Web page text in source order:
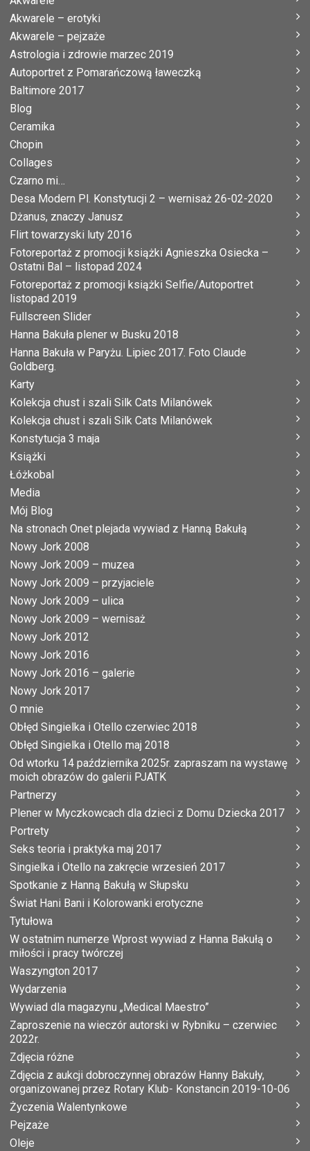
Akwarele – erotyki
Akwarele – pejzaże
Astrologia i zdrowie marzec 2019
Autoportret z Pomarańczową ławeczką
Baltimore 2017
Blog
Ceramika
Chopin
Collages
Czarno mi…
Desa Modern Pl. Konstytucji 2 – wernisaż 26-02-2020
Dżanus, znaczy Janusz
Flirt towarzyski luty 2016
Fotoreportaż z promocji książki Agnieszka Osiecka –
Ostatni Bal – listopad 2024
Fotoreportaż z promocji książki Selfie/Autoportret
listopad 2019
Fullscreen Slider
Hanna Bakuła plener w Busku 2018
Hanna Bakuła w Paryżu. Lipiec 2017. Foto Claude
Goldberg.
Karty
Kolekcja chust i szali Silk Cats Milanówek
Kolekcja chust i szali Silk Cats Milanówek
Konstytucja 3 maja
Książki
Łóżkobal
Media
Mój Blog
Na stronach Onet plejada wywiad z Hanną Bakułą
Nowy Jork 2008
Nowy Jork 2009 – muzea
Nowy Jork 2009 – przyjaciele
Nowy Jork 2009 – ulica
Nowy Jork 2009 – wernisaż
Nowy Jork 2012
Nowy Jork 2016
Nowy Jork 2016 – galerie
Nowy Jork 2017
O mnie
Obłęd Singielka i Otello czerwiec 2018
Obłęd Singielka i Otello maj 2018
Od wtorku 14 października 2025r. zapraszam na wystawę
moich obrazów do galerii PJATK
Partnerzy
Plener w Myczkowcach dla dzieci z Domu Dziecka 2017
Portrety
Seks teoria i praktyka maj 2017
Singielka i Otello na zakręcie wrzesień 2017
Spotkanie z Hanną Bakułą w Słupsku
Świat Hani Bani i Kolorowanki erotyczne
Tytułowa
W ostatnim numerze Wprost wywiad z Hanna Bakułą o
miłości i pracy twórczej
Waszyngton 2017
Wydarzenia
Wywiad dla magazynu „Medical Maestro”
Zaproszenie na wieczór autorski w Rybniku – czerwiec
2022r.
Zdjęcia różne
Zdjęcia z aukcji dobroczynnej obrazów Hanny Bakuły,
organizowanej przez Rotary Klub- Konstancin 2019-10-06
Życzenia Walentynkowe
Pejzaże
Oleje